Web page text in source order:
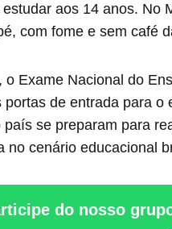
estudar aos 14 anos. No
com fome e sem café
o Exame Nacional do
portas de entrada para
país se preparam para
no cenário educacional
do nosso